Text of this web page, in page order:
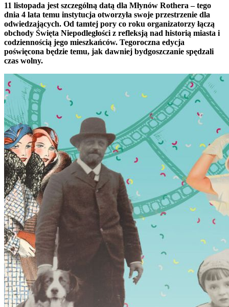
11 listopada jest szczególną datą dla Młynów Rothera – tego
dnia 4 lata temu instytucja otworzyła swoje przestrzenie dla
odwiedzających. Od tamtej pory co roku organizatorzy łączą
obchody Święta Niepodległości z refleksją nad historią miasta i
codziennością jego mieszkańców. Tegoroczna edycja
poświęcona będzie temu, jak dawniej bydgoszczanie spędzali
czas wolny.